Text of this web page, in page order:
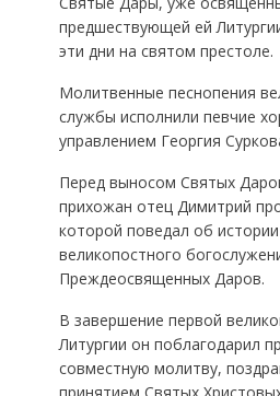
предшествующей ей
эти дни на святом престоле.
Молитвенные песнопения
службы исполнили певчие
управлением Георгия
Перед выносом Святых
прихожан отец Димитрий
которой поведал об
великопостного
Преждеосвященных Даров.
В завершение первой
Литургии он поблагодарил
совместную молитву,